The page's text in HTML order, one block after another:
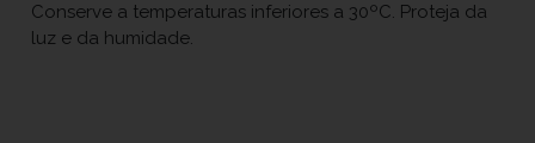
Conserve a temperaturas inferiores a 30ºC. Proteja da
luz e da humidade.